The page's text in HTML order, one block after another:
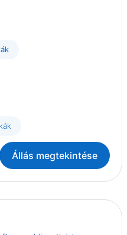
Állás megtekintése